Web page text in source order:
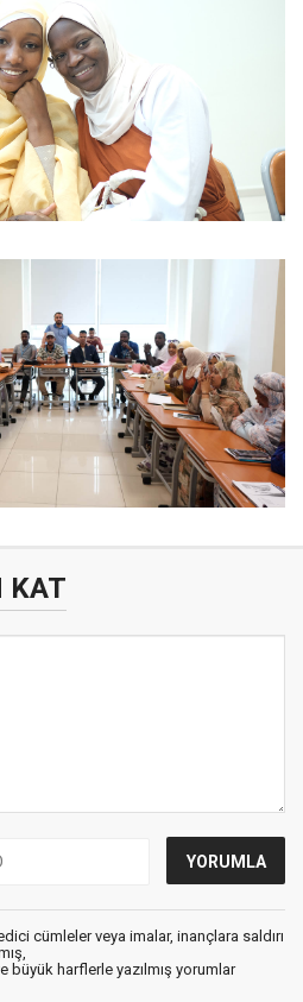
KAT
cümleler veya imalar, inançlara saldırı
büyük harflerle yazılmış yorumlar